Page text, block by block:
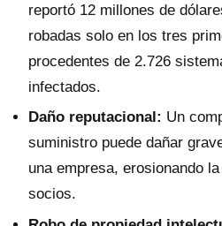
reportó 12 millones de
robadas solo en los tres
procedentes de 2.726
infectados.
Daño reputacional: Un
suministro puede dañar
una empresa, erosionando
socios.